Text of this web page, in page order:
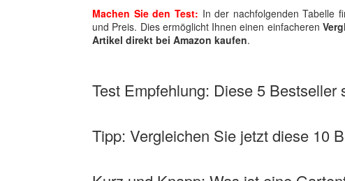
Machen Sie den Test: In der nachfolgenden Tabelle
und Preis. Dies ermöglicht Ihnen einen einfacheren
Artikel direkt bei Amazon kaufen.
Test Empfehlung: Diese 5 Bestseller
Tipp: Vergleichen Sie jetzt diese 10